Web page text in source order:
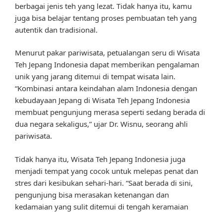
berbagai jenis teh yang lezat. Tidak hanya itu, kamu
juga bisa belajar tentang proses pembuatan teh yang
autentik dan tradisional.
Menurut pakar pariwisata, petualangan seru di Wisata
Teh Jepang Indonesia dapat memberikan pengalaman
unik yang jarang ditemui di tempat wisata lain.
“Kombinasi antara keindahan alam Indonesia dengan
kebudayaan Jepang di Wisata Teh Jepang Indonesia
membuat pengunjung merasa seperti sedang berada di
dua negara sekaligus,” ujar Dr. Wisnu, seorang ahli
pariwisata.
Tidak hanya itu, Wisata Teh Jepang Indonesia juga
menjadi tempat yang cocok untuk melepas penat dan
stres dari kesibukan sehari-hari. “Saat berada di sini,
pengunjung bisa merasakan ketenangan dan
kedamaian yang sulit ditemui di tengah keramaian